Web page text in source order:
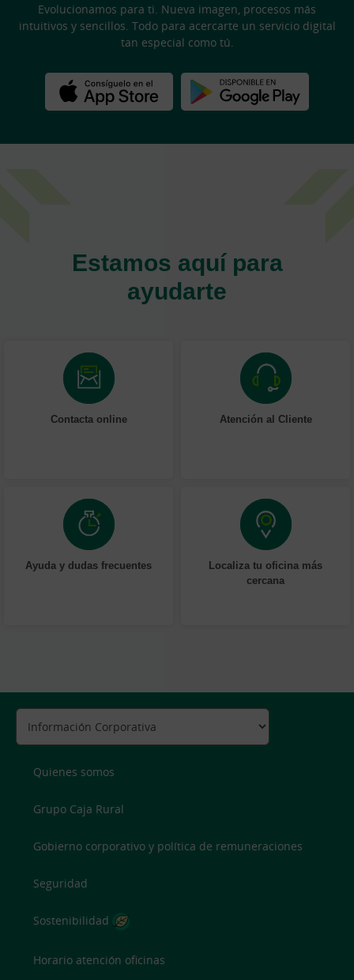
Evolucionamos para ti. Nueva imagen, procesos más
intuitivos y sencillos. Todo para acercarte un servicio digital
tan especial como tú.
Estamos aquí para
ayudarte
Contacta online Atención al Cliente
Ayuda y dudas frecuentes
Localiza tu oficina más
cercana
Quienes somos
Grupo Caja Rural
Gobierno corporativo y política de remuneraciones
Seguridad
Sostenibilidad
Horario atención oficinas